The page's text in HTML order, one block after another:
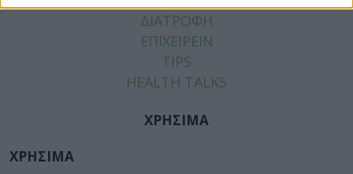
ΔΙΑΤΡΟΦΗ
ΕΠΙΧΕΙΡΕΙΝ
TIPS
HEALTH TALKS
ΧΡΗΣΙΜΑ
ΧΡΗΣΙΜΑ